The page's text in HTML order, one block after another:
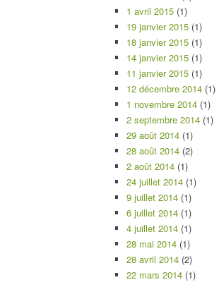
1 avril 2015 (1)
19 janvier 2015 (1)
18 janvier 2015 (1)
14 janvier 2015 (1)
11 janvier 2015 (1)
12 décembre 2014 (1)
1 novembre 2014 (1)
2 septembre 2014 (1)
29 août 2014 (1)
28 août 2014 (2)
2 août 2014 (1)
24 juillet 2014 (1)
9 juillet 2014 (1)
6 juillet 2014 (1)
4 juillet 2014 (1)
28 mai 2014 (1)
28 avril 2014 (2)
22 mars 2014 (1)